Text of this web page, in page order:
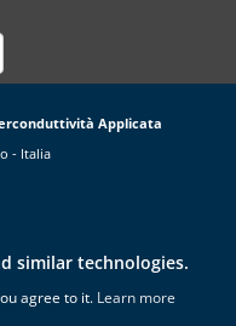
Applicata
- Italia
similar technologies.
agree to it. Learn more